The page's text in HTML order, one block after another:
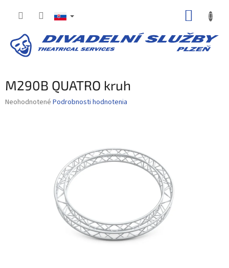
M290B QUATRO kruh
Priemerné
Neohodnotené Podrobnosti hodnotenia